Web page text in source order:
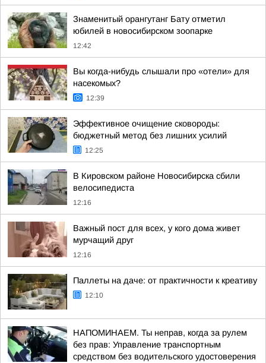
Знаменитый орангутанг Бату отметил
юбилей в новосибирском зоопарке
12:42
Вы когда-нибудь слышали про «отели» для
насекомых?
12:39
Эффективное очищение сковороды:
бюджетный метод без лишних усилий
12:25
В Кировском районе Новосибирска сбили
велосипедиста
12:16
Важный пост для всех, у кого дома живет
мурчащий друг
12:16
Паллеты на даче: от практичности к креативу
12:10
НАПОМИНАЕМ. Ты неправ, когда за рулем
без прав: Управление транспортным
средством без водительского удостоверения